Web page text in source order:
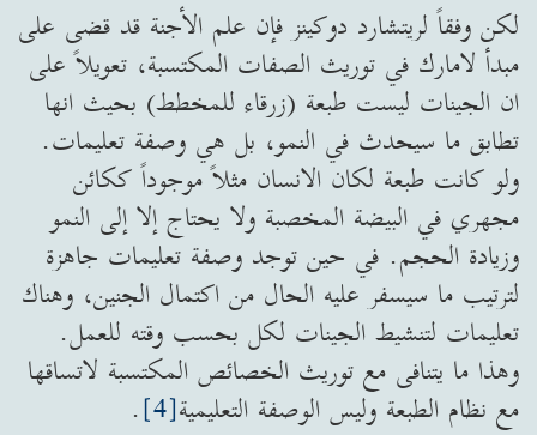
لكن وفقاً لريتشارد دوكينز فإن علم الأجنة قد قضى على
مبدأ لامارك في توريث الصفات المكتسبة، تعويلاً على
ان الجينات ليست طبعة (زرقاء للمخطط) بحيث انها
تطابق ما سيحدث في النمو، بل هي وصفة تعليمات.
ولو كانت طبعة لكان الانسان مثلاً موجوداً ككائن
مجهري في البيضة المخصبة ولا يحتاج إلا إلى النمو
وزيادة الحجم. في حين توجد وصفة تعليمات جاهزة
لترتيب ما سيسفر عليه الحال من اكتمال الجنين، وهناك
تعليمات لتنشيط الجينات لكل بحسب وقته للعمل.
وهذا ما يتنافى مع توريث الخصائص المكتسبة لاتساقها
مع نظام الطبعة وليس الوصفة التعليمية[4]
.